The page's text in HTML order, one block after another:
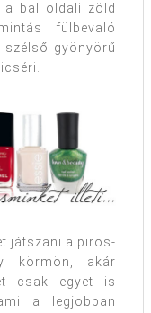
a bal oldali zöld
fülbevaló
szélső gyönyörű
játszani a piros-
körmön, akár
csak egyet is
a legjobban